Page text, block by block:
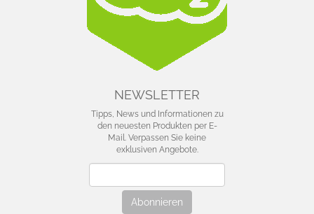
NEWSLETTER
Tipps, News und Informationen zu
den neuesten Produkten per E-
Mail. Verpassen Sie keine
exklusiven Angebote.
Abonnieren